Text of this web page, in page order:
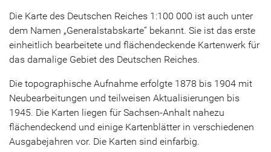
Die Karte des Deutschen Reiches 1:100 000 ist auch unter
dem Namen „Generalstabskarte“ bekannt. Sie ist das erste
einheitlich bearbeitete und flächendeckende Kartenwerk für
das damalige Gebiet des Deutschen Reiches.
Die topographische Aufnahme erfolgte 1878 bis 1904 mit
Neubearbeitungen und teilweisen Aktualisierungen bis
1945. Die Karten liegen für Sachsen-Anhalt nahezu
flächendeckend und einige Kartenblätter in verschiedenen
Ausgabejahren vor. Die Karten sind einfarbig.